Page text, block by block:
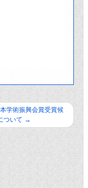
学術振興会賞受賞候
ついて →